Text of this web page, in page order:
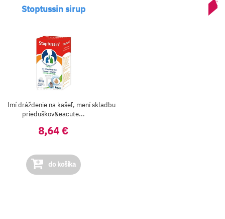
Stoptussin sirup
tlmí dráždenie na kašeľ, mení skladbu
prieduškov&eacute...
8,64 €
do košíka